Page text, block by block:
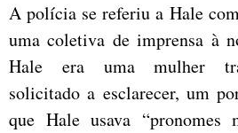
A polícia se referiu a Hale
uma coletiva de imprensa à
Hale era uma mulher
solicitado a esclarecer, um
que Hale usava “pronomes